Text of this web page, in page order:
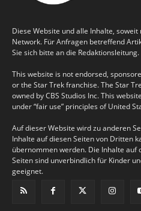
Diese Website und alle Inhalte,
Network. Für Anfragen betreffend
Sie sich bitte an die Redaktionsleitung.
This website is not endorsed,
or the Star Trek franchise. The Star
owned by CBS Studios Inc. This
under “fair use” principles of United
Auf dieser Website wird zu anderen
Inhalte auf diesen Seiten von Dritten
übernommen werden. Die Inhalte
Seiten sind unverbindlich für Kinder
geeignet.